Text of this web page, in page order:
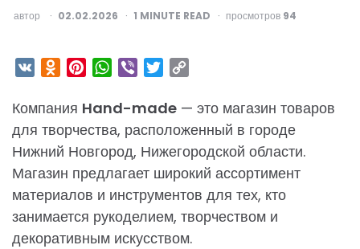
ОПУБЛИКОВАНО
автор 02.02.2026 1 MINUTE READ просмотров 94
VK Odnoklassniki
PinterestWhatsApp
Viber Twitter
Компания Hand-made — это магазин товаров
для творчества, расположенный в городе
Нижний Новгород, Нижегородской области.
Магазин предлагает широкий ассортимент
материалов и инструментов для тех, кто
занимается рукоделием, творчеством и
декоративным искусством.